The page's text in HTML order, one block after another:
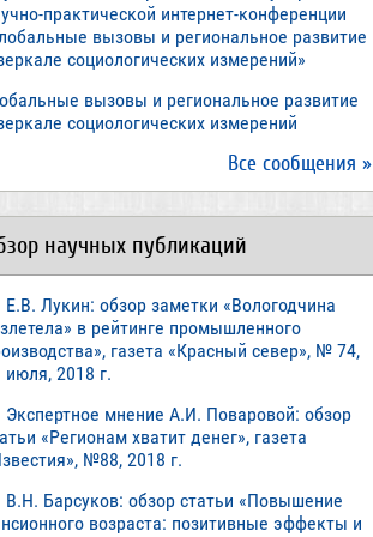
практической интернет-конференции
вызовы и региональное развитие
социологических измерений»
вызовы и региональное развитие
социологических измерений
Все сообщения »
научных публикаций
Е.В. Лукин: обзор заметки «Вологодчина
в рейтинге промышленного
газета «Красный север», № 74,
июля, 2018 г.
Экспертное мнение А.И. Поваровой: обзор
«Регионам хватит денег», газета
№88, 2018 г.
В.Н. Барсуков: обзор статьи «Повышение
возраста: позитивные эффекты и